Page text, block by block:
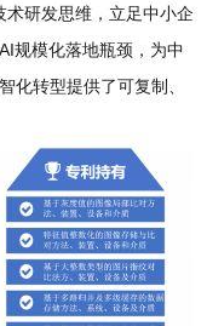
术研发思维，立足中小企
规模化落地瓶颈，为中
化转型提供了可复制、